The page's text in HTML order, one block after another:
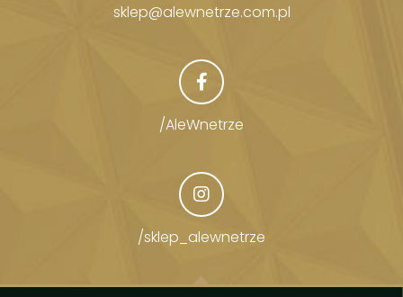
sklep@alewnetrze.com.pl
/AleWnetrze
/sklep_alewnetrze